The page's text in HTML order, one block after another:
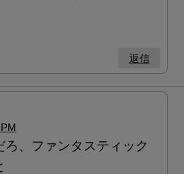
返信
ろ、ファンタスティック